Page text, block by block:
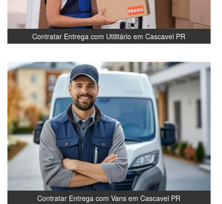
Contratar Entrega com Utilitário em Cascavel PR
Contratar Entrega com Vans em Cascavel PR